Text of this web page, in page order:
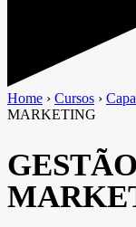
Home › Cursos ›
MARKETING